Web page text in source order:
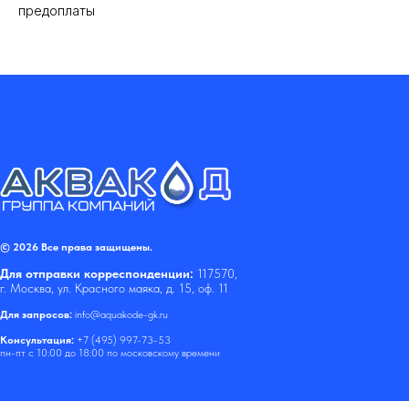
предоплаты
© 2026 Все права защищены.
Для отправки корреспонденции: 117570,
г. Москва, ул. Красного маяка, д. 15, оф. 11
Для запросов: info@aquakode-gk.ru
Консультация: +7 (495) 997-73-53
пн-пт с 10:00 до 18:00 по московскому времени